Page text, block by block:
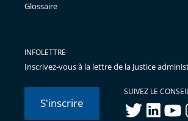
Glossaire
INFOLETTRE
Inscrivez-vous à la lettre de la Justice
S'inscrire
SUIVEZ LE
twitterlinkedIn